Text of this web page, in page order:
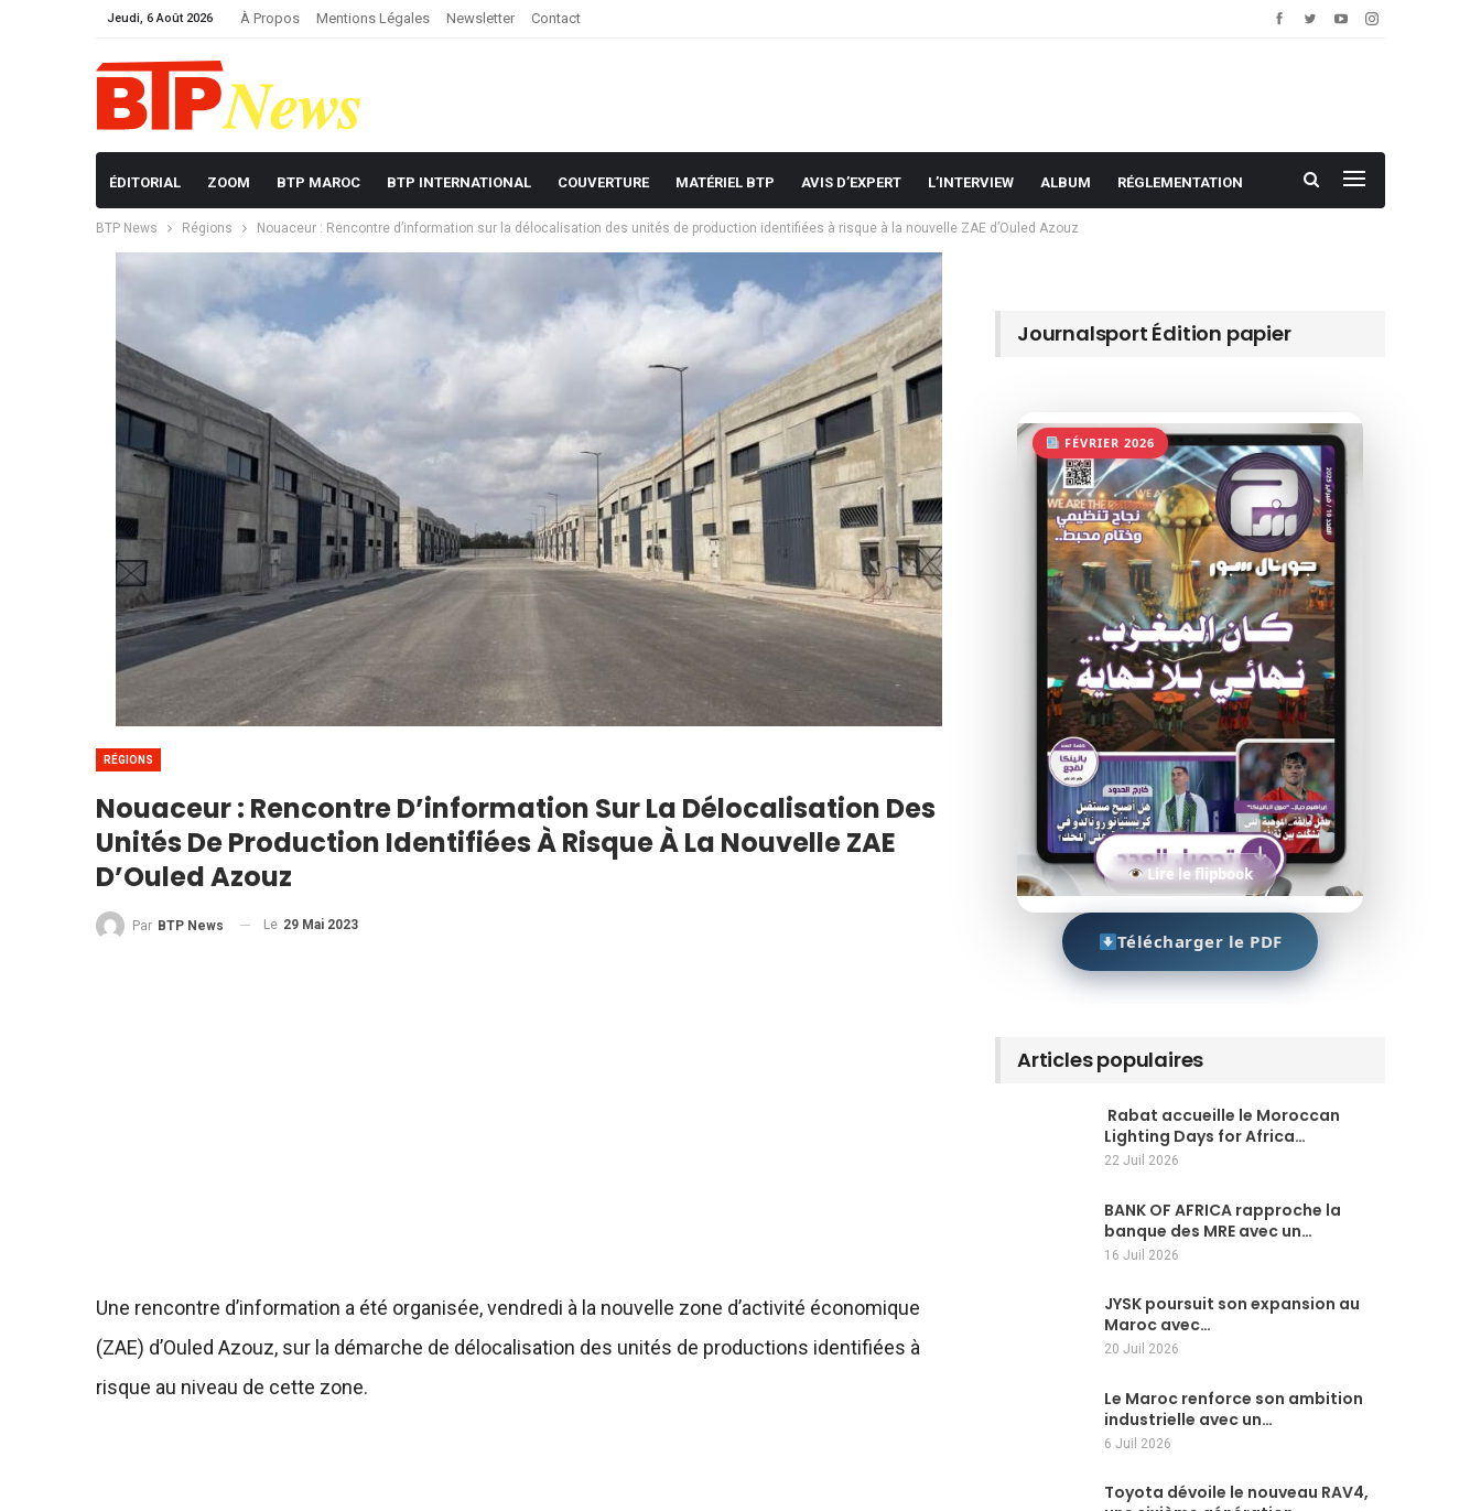
Jeudi, 6 Août 2026 À Propos Mentions Légales Newsletter Contact
ÉDITORIAL ZOOM BTP MAROC BTP INTERNATIONAL COUVERTURE MATÉRIEL BTP AVIS D’EXPERT L’INTERVIEW ALBUM RÉGLEMENTATION
BTP News Régions Nouaceur : Rencontre d’information sur la délocalisation des unités de production identifiées à risque à la nouvelle ZAE d’Ouled Azouz
RÉGIONS
Nouaceur : Rencontre D’information Sur La Délocalisation Des
Unités De Production Identifiées À Risque À La Nouvelle ZAE
D’Ouled Azouz
Par BTP News Le 29 Mai 2023
Une rencontre d’information a été organisée, vendredi à la nouvelle zone d’activité économique
(ZAE) d’Ouled Azouz, sur la démarche de délocalisation des unités de productions identifiées à
risque au niveau de cette zone.
Journalsport Édition papier
FÉVRIER 2026
Lire le flipbook
Télécharger le PDF
Articles populaires
Rabat accueille le Moroccan
Lighting Days for Africa…
22 Juil 2026
BANK OF AFRICA rapproche la
banque des MRE avec un…
16 Juil 2026
JYSK poursuit son expansion au
Maroc avec…
20 Juil 2026
Le Maroc renforce son ambition
industrielle avec un…
6 Juil 2026
Toyota dévoile le nouveau RAV4,